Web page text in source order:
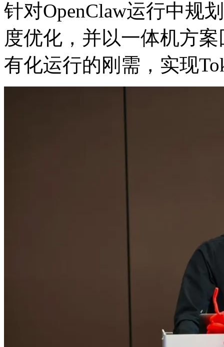
针对OpenClaw运行中规划
度优化，并以一体机方
有化运行的刚需，实现